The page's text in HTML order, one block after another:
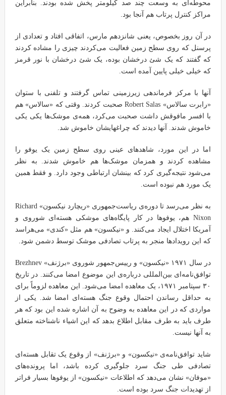
محوطه‌ای به وسعت چند صد کیلومتر پخش شده بودند. بنابراین
مراکز کنترل پرتاب هم آنجا بود.
در آن روز بخصوص، یعنی شانزدهم مارس، اتفاقی افتاد و تعدادی از
پرسنل که روی سطح زمین فعالیت می‌کردند چیزی را مشاده کردند
که گفتند که یک شئ درخشان بوده، یک شئ درخشان با نور قرمز
که خیلی خیلی پایین آمده است.
آنها با مرکز فرماندهی زیرزمینی تماس گرفتند و تلفنی با ستوان
«رابرت سالاس» Robert Salas صحبت کردند. وقتی که «سالاس» هم
با افسر مافوقش داشت صحبت می‌کرد، همه‌ی موشک‌ها یکی یکی
خاموش شدند. آنها دیدند که چراغهایشان خاموش شد.
اما در این مورد، شاهدهای عینی روی سطح زمین یک یوفو را
مشاهده کردند و همزمان موشک‌ها هم خاموش شدند. به نظر
می‌شود نتیجه‌گیری کرد که بینشان ارتباطی وجود دارد. و فقط همین
یک مورد هم نبوده است.
به نظر می‌رسد تا دوره‌ی ریاست‌جمهوری «ریچارد نیکسون» Richard
Nixon هم، یوفوها در کار پایگاه‌های موشکی هسته‌ای شوروی و
آمریکا اختلال ایجاد می‌کنند. و «نیکسون» هم مثل «کندی» می‌هراسد
که این رویدادها منجر به پرتاب تصادفی موشک توسط دشمن شود.
در سال ۱۹۷۱ «نیکسون» و رییس‌جمهور شوروی «برژنف» Brezhnev
توافق‌نامه‌ای بین‌المللی درباره‌ی این موضوع امضا می‌کنند. در تاریخ
۳۰ سپتامبر ۱۹۷۱، یک معاهده امضا می‌شود. این معاهده لزوماً برای
به حداقل رساندن احتمال وقوع جنگ هسته‌ای امضا شد. یکی از
مواردی که در این معاهده به وضوح به آن اشاره شده این بود که هر
طرف باید به طرف مقابل اطلاع بدهد که این اشیاء ناشناخته متعلق
به آنها نیست.
شاید توافق‌نامه‌ی «نیکسون» و «برژنف» از وقوع یک تقابل هسته‌ای
تصادفی طی جنگ سرد جلوگیری کرده باشد، اما پرونده‌های
«موفان» نشان می‌دهد که اطلاعات «نیکسون» از یوفوها بسیار فراتر
از تهدیدات جنگ سرد بوده است.